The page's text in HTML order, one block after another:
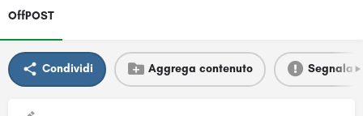
OffPOST
Condividi Aggrega contenuto Segnala